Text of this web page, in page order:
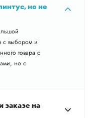
но не
с выбором и
товара с
но с
заказе на